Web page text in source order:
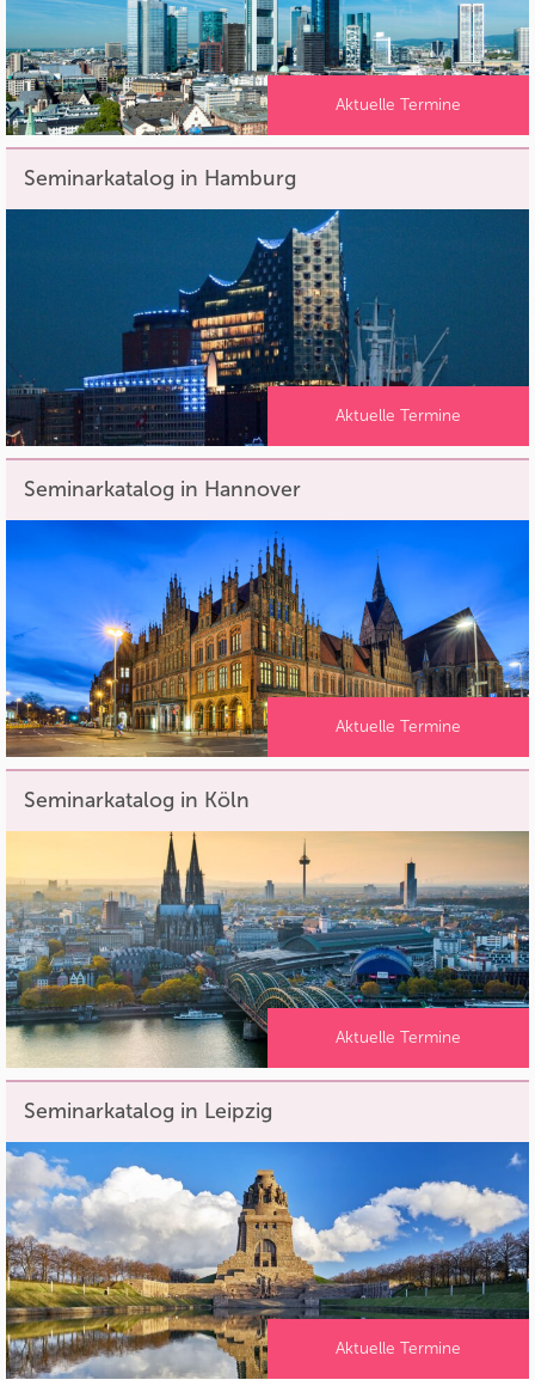
Aktuelle Termine
Seminarkatalog in Hamburg
Aktuelle Termine
Seminarkatalog in Hannover
Aktuelle Termine
Seminarkatalog in Köln
Aktuelle Termine
Seminarkatalog in Leipzig
Aktuelle Termine